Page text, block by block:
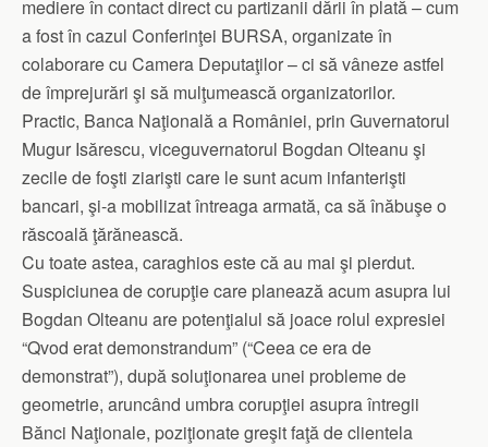
mediere în contact direct cu partizanii dării în plată – cum
a fost în cazul Conferinţei BURSA, organizate în
colaborare cu Camera Deputaţilor – ci să vâneze astfel
de împrejurări şi să mulţumească organizatorilor.
Practic, Banca Naţională a României, prin Guvernatorul
Mugur Isărescu, viceguvernatorul Bogdan Olteanu şi
zecile de foşti ziarişti care le sunt acum infanterişti
bancari, şi-a mobilizat întreaga armată, ca să înăbuşe o
răscoală ţărănească.
Cu toate astea, caraghios este că au mai şi pierdut.
Suspiciunea de corupţie care planează acum asupra lui
Bogdan Olteanu are potenţialul să joace rolul expresiei
“Qvod erat demonstrandum” (“Ceea ce era de
demonstrat”), după soluţionarea unei probleme de
geometrie, aruncând umbra corupţiei asupra întregii
Bănci Naţionale, poziţionate greşit faţă de clientela